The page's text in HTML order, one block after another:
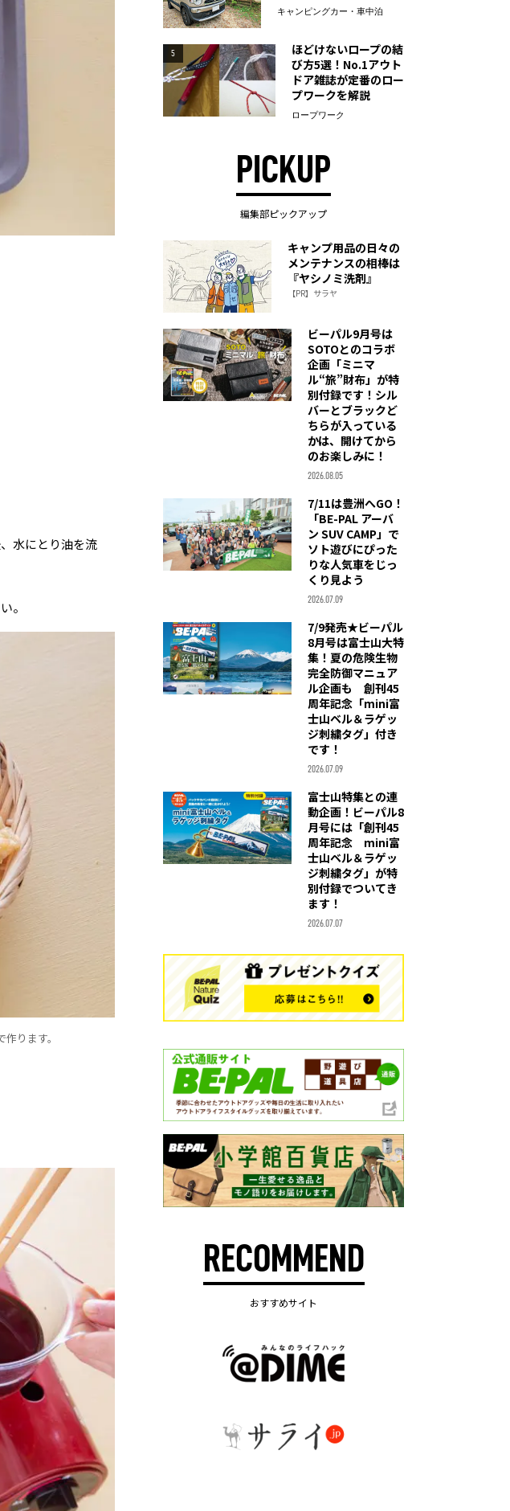
水にとり油を流
。
ります。
キャンピングカー・車中泊
5
ほどけないロープの結
び方5選！No.1アウト
ドア雑誌が定番のロー
プワークを解説
ロープワーク
PICKUP
編集部ピックアップ
キャンプ用品の日々の
メンテナンスの相棒は
『ヤシノミ洗剤』
【PR】サラヤ
ビーパル9月号は
SOTOとのコラボ
企画「ミニマ
ル“旅”財布」が特
別付録です！シル
バーとブラックど
ちらが入っている
かは、開けてから
のお楽しみに！
2026.08.05
7/11は豊洲へGO！
「BE-PAL アーバ
ン SUV CAMP」で
ソト遊びにぴった
りな人気車をじっ
くり見よう
2026.07.09
7/9発売★ビーパル
8月号は富士山大特
集！夏の危険生物
完全防御マニュア
ル企画も 創刊45
周年記念「mini富
士山ベル＆ラゲッ
ジ刺繍タグ」付き
です！
2026.07.09
富士山特集との連
動企画！ビーパル8
月号には「創刊45
周年記念 mini富
士山ベル＆ラゲッ
ジ刺繍タグ」が特
別付録でついてき
ます！
2026.07.07
RECOMMEND
おすすめサイト